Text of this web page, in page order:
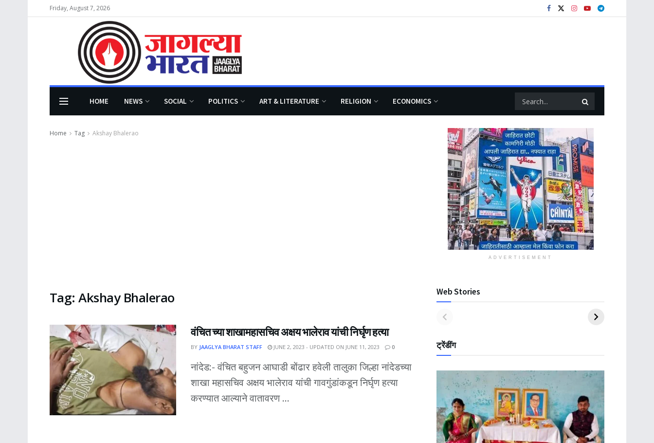
Friday, August 7, 2026
HOME NEWS SOCIAL POLITICS ART & LITERATURE RELIGION ECONOMICS
Home Tag Akshay Bhalerao
Tag:Akshay Bhalerao
वंचित च्या शाखामहासचिव अक्षय भालेराव यांची निर्घृण हत्या
BY JAAGLYA BHARAT STAFF JUNE 2, 2023 - UPDATED ON JUNE 11, 2023 0
नांदेड:- वंचित बहुजन आघाडी बोंढार हवेली तालुका जिल्हा नांदेडच्या
शाखा महासचिव अक्षय भालेराव यांची गावगुंडांकडून निर्घृण हत्या
करण्यात आल्याने वातावरण ...
ADVERTISEMENT
Web Stories
ट्रेंडींग